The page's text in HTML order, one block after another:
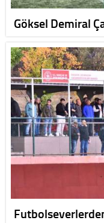
Göksel Demiral